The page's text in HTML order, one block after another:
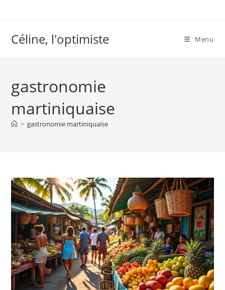
Céline, l'optimiste Menu
gastronomie
martiniquaise
> gastronomie martiniquaise